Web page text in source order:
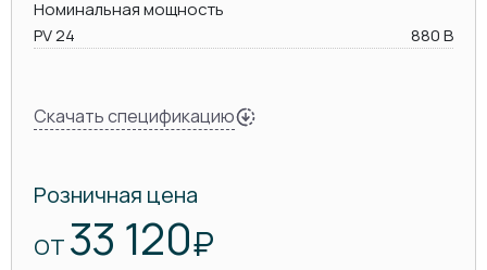
Номинальная мощность
PV 24
880 В
Скачать спецификацию
Розничная цена
ОТ 33 120₽